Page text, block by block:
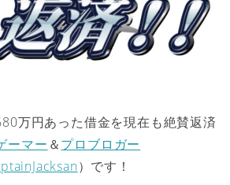
万円あった借金を現在も絶賛返済
ーマー ＆プロブロガー
）です！